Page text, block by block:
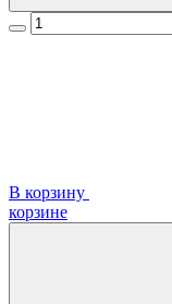
В корзину
корзинe